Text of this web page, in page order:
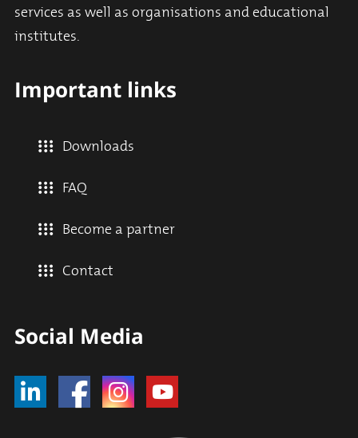
services as well as organisations and educational
institutes.
Important links
Downloads
FAQ
Become a partner
Contact
Social Media